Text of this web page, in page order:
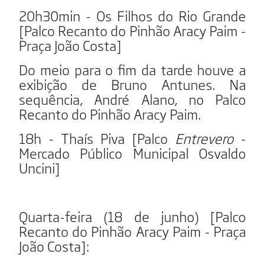
20h30min - Os Filhos do Rio Grande
[Palco Recanto do Pinhão Aracy Paim -
Praça João Costa]
Do meio para o fim da tarde houve a
exibição de Bruno Antunes. Na
sequência, André Alano, no Palco
Recanto do Pinhão Aracy Paim.
18h - Thaís Piva [Palco Entrevero-
Mercado Público Municipal Osvaldo
Uncini]
Quarta-feira (18 de junho) [Palco
Recanto do Pinhão Aracy Paim - Praça
João Costa]: